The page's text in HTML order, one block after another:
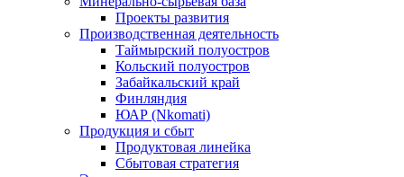
Проекты развития
Производственная деятельность
Таймырский полуостров
Кольский полуостров
Забайкальский край
Финляндия
ЮАР (Nkomati)
Продукция и сбыт
Продуктовая линейка
Сбытовая стратегия